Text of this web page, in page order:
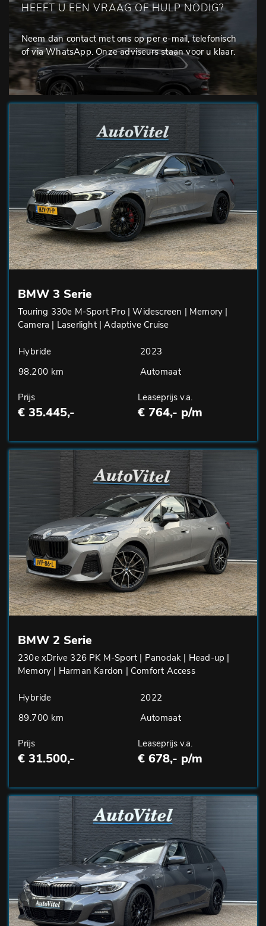
HEEFT U EEN VRAAG OF HULP NODIG?
Neem dan contact met ons op per e-mail, telefonisch
of via WhatsApp. Onze adviseurs staan voor u klaar.
BMW 3 Serie
Touring 330e M-Sport Pro | Widescreen | Memory |
Camera | Laserlight | Adaptive Cruise
Hybride
2023
98.200 km
Automaat
Prijs
€ 35.445,-
Leaseprijs v.a.
€ 764,- p/m
BMW 2 Serie
230e xDrive 326 PK M-Sport | Panodak | Head-up |
Memory | Harman Kardon | Comfort Access
Hybride
2022
89.700 km
Automaat
Prijs
€ 31.500,-
Leaseprijs v.a.
€ 678,- p/m